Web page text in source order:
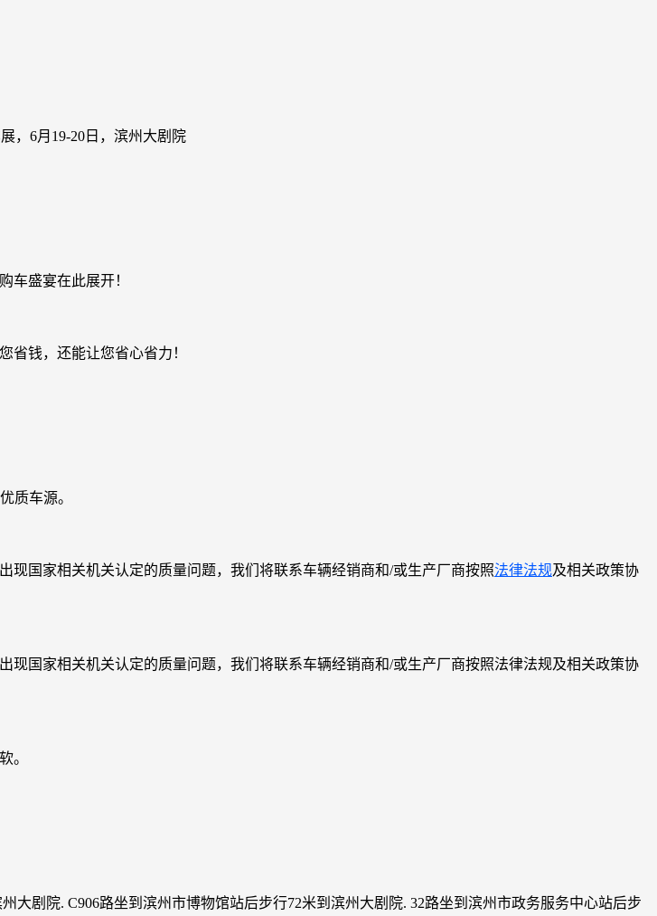
车盛宴在此展开！
省钱，还能让您省心省力！
质车源。
国家相关机关认定的质量问题，我们将联系车辆经销商和/或生产厂商按照法律法规及相关政策协
国家相关机关认定的质量问题，我们将联系车辆经销商和/或生产厂商按照法律法规及相关政策协
。
大剧院. C906路坐到滨州市博物馆站后步行72米到滨州大剧院. 32路坐到滨州市政务服务中心站后步